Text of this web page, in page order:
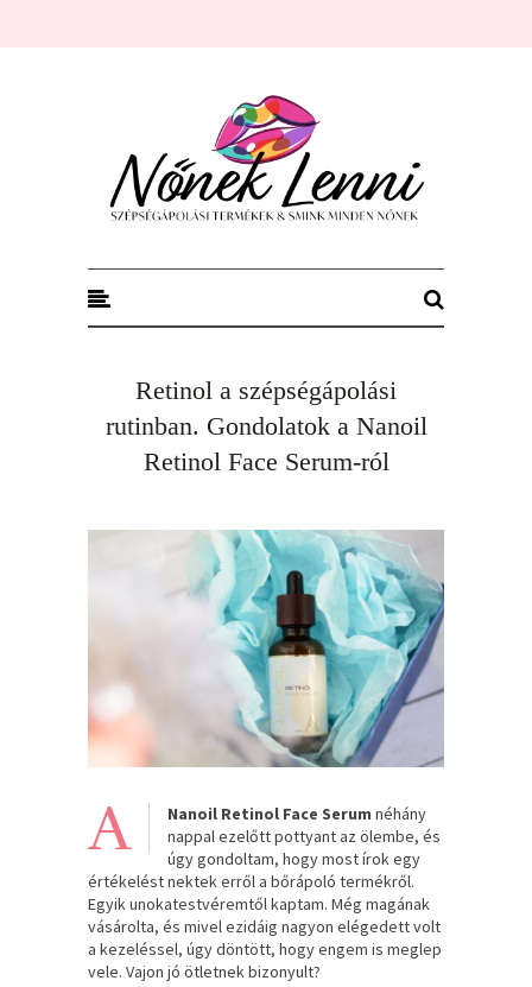
Retinol a szépségápolási
rutinban. Gondolatok a Nanoil
Retinol Face Serum-ról
A Nanoil Retinol Face Serum néhány
nappal ezelőtt pottyant az ölembe, és
úgy gondoltam, hogy most írok egy
értékelést nektek erről a bőrápoló termékről.
Egyik unokatestvéremtől kaptam. Még magának
vásárolta, és mivel ezidáig nagyon elégedett volt
a kezeléssel, úgy döntött, hogy engem is meglep
vele. Vajon jó ötletnek bizonyult?